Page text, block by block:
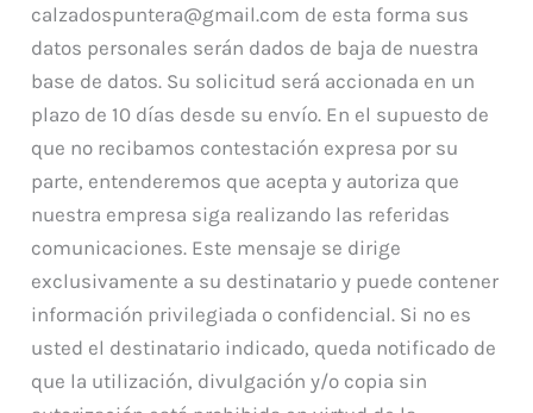
calzadospuntera@gmail.com de esta forma sus
datos personales serán dados de baja de nuestra
base de datos. Su solicitud será accionada en un
plazo de 10 días desde su envío. En el supuesto de
que no recibamos contestación expresa por su
parte, entenderemos que acepta y autoriza que
nuestra empresa siga realizando las referidas
comunicaciones. Este mensaje se dirige
exclusivamente a su destinatario y puede contener
información privilegiada o confidencial. Si no es
usted el destinatario indicado, queda notificado de
que la utilización, divulgación y/o copia sin